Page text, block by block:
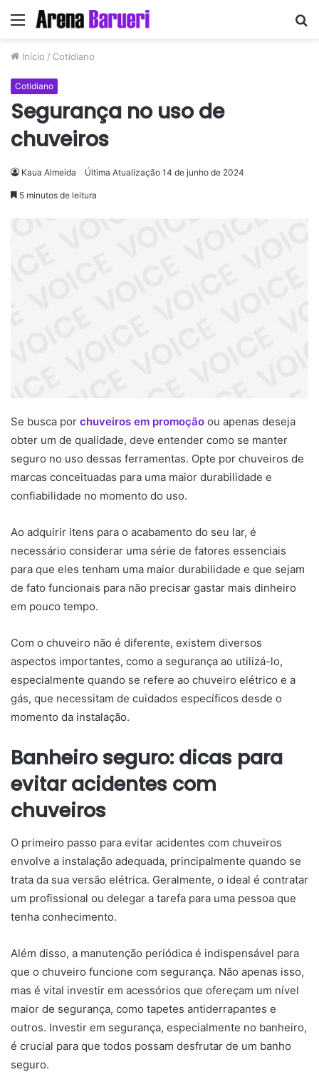
Menu
Início / Cotidiano
Cotidiano
Segurança no uso de
chuveiros
Kaua Almeida Última Atualização 14 de junho de 2024
5 minutos de leitura
Se busca por chuveiros em promoção ou apenas deseja
obter um de qualidade, deve entender como se manter
seguro no uso dessas ferramentas. Opte por chuveiros de
marcas conceituadas para uma maior durabilidade e
confiabilidade no momento do uso.
Ao adquirir itens para o acabamento do seu lar, é
necessário considerar uma série de fatores essenciais
para que eles tenham uma maior durabilidade e que sejam
de fato funcionais para não precisar gastar mais dinheiro
em pouco tempo.
Com o chuveiro não é diferente, existem diversos
aspectos importantes, como a segurança ao utilizá-lo,
especialmente quando se refere ao chuveiro elétrico e a
gás, que necessitam de cuidados específicos desde o
momento da instalação.
Banheiro seguro: dicas para
evitar acidentes com
chuveiros
O primeiro passo para evitar acidentes com chuveiros
envolve a instalação adequada, principalmente quando se
trata da sua versão elétrica. Geralmente, o ideal é contratar
um profissional ou delegar a tarefa para uma pessoa que
tenha conhecimento.
Além disso, a manutenção periódica é indispensável para
que o chuveiro funcione com segurança. Não apenas isso,
mas é vital investir em acessórios que ofereçam um nível
maior de segurança, como tapetes antiderrapantes e
outros. Investir em segurança, especialmente no banheiro,
é crucial para que todos possam desfrutar de um banho
seguro.